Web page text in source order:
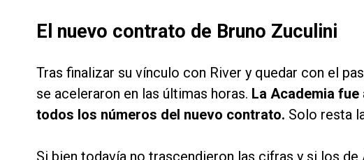
El nuevo contrato de Bruno Zuculini
Tras finalizar su vínculo con River y quedar con el
se aceleraron en las últimas horas. La Academia
todos los números del nuevo contrato. Solo resta